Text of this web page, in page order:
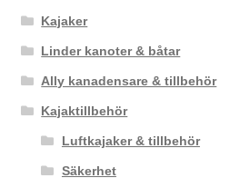
Kajaker
Linder kanoter & båtar
Ally kanadensare & tillbehör
Kajaktillbehör
Luftkajaker & tillbehör
Säkerhet